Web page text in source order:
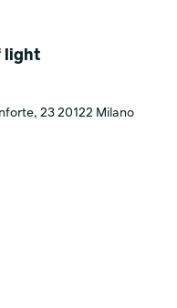
light
23 20122 Milano